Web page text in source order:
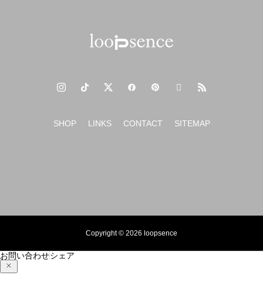
SHOP LINKS CONTACT SITEMAP
Copyright © 2026 loopsence
お問い合わせシェア